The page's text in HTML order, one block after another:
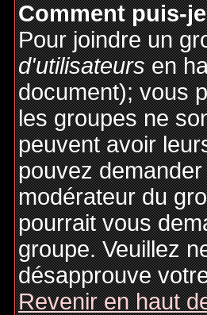
Comment puis-
Pour joindre un
d'utilisateursen
document); vous
les groupes ne
peuvent avoir
pouvez
modérateur du
pourrait vous
groupe. Veuillez
désapprouve
Revenir en haut